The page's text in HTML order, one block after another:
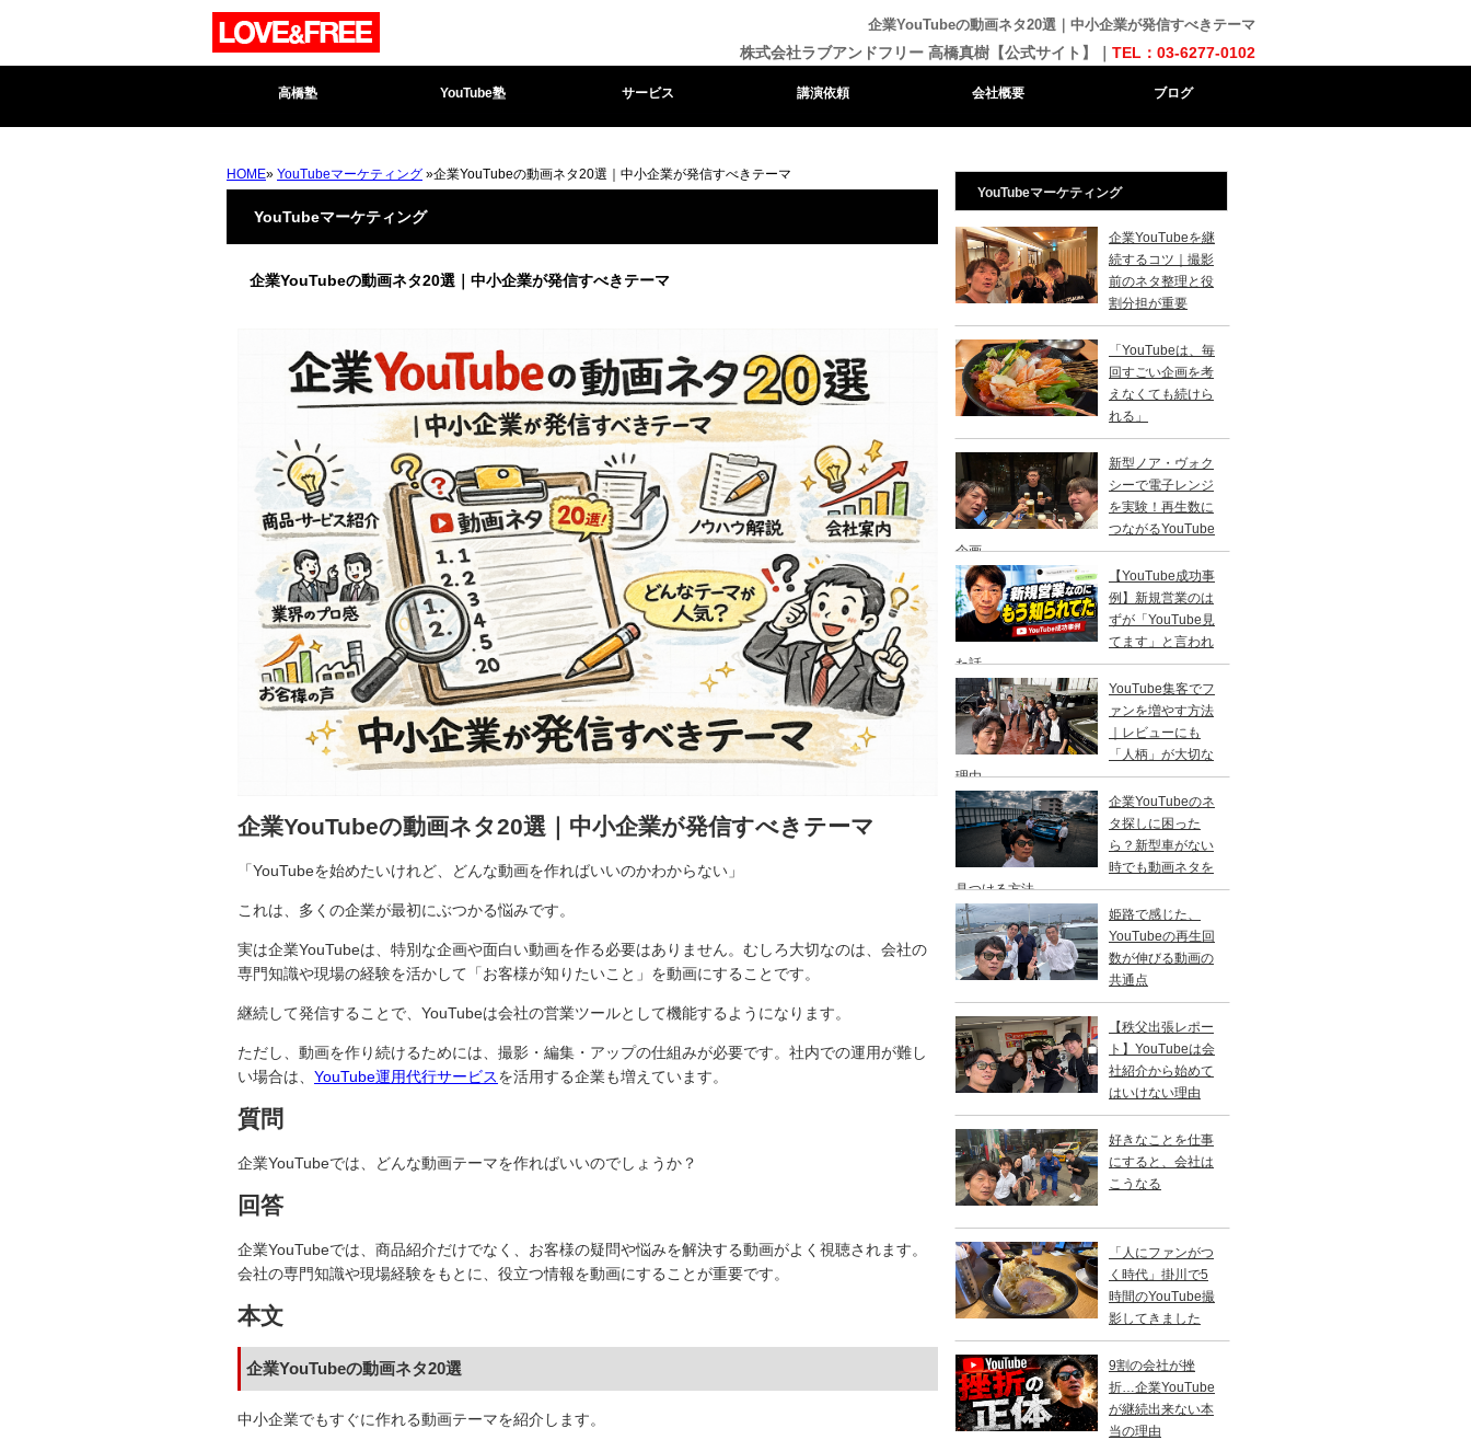
企業YouTubeの動画ネタ20選｜中小企業が発信すべきテーマ
株式会社ラブアンドフリー 高橋真樹【公式サイト】｜ TEL：03-6277-0102
高橋塾 YouTube塾 サービス 講演依頼 会社概要 ブログ
HOME» YouTubeマーケティング »企業YouTubeの動画ネタ20選｜中小企業が発信すべきテーマ
YouTubeマーケティング
企業YouTubeの動画ネタ20選｜中小企業が発信すべきテーマ
企業YouTubeの動画ネタ20選｜中小企業が発信すべきテーマ
「YouTubeを始めたいけれど、どんな動画を作ればいいのかわからない」
これは、多くの企業が最初にぶつかる悩みです。
実は企業YouTubeは、特別な企画や面白い動画を作る必要はありません。むしろ大切なのは、会社の
専門知識や現場の経験を活かして「お客様が知りたいこと」を動画にすることです。
継続して発信することで、YouTubeは会社の営業ツールとして機能するようになります。
ただし、動画を作り続けるためには、撮影・編集・アップの仕組みが必要です。社内での運用が難し
い場合は、 YouTube運用代行サービスを活用する企業も増えています。
質問
企業YouTubeでは、どんな動画テーマを作ればいいのでしょうか？
回答
企業YouTubeでは、商品紹介だけでなく、お客様の疑問や悩みを解決する動画がよく視聴されます。
会社の専門知識や現場経験をもとに、役立つ情報を動画にすることが重要です。
本文
企業YouTubeの動画ネタ20選
中小企業でもすぐに作れる動画テーマを紹介します。
YouTubeマーケティング
企業YouTubeを継
続するコツ｜撮影
前のネタ整理と役
割分担が重要
「YouTubeは、毎
回すごい企画を考
えなくても続けら
れる」
新型ノア・ヴォク
シーで電子レンジ
を実験！再生数に
つながるYouTube
企画
【YouTube成功事
例】新規営業のは
ずが「YouTube見
てます」と言われ
た話
YouTube集客でフ
ァンを増やす方法
｜レビューにも
「人柄」が大切な
理由
企業YouTubeのネ
タ探しに困った
ら？新型車がない
時でも動画ネタを
見つける方法
姫路で感じた、
YouTubeの再生回
数が伸びる動画の
共通点
【秩父出張レポー
ト】YouTubeは会
社紹介から始めて
はいけない理由
好きなことを仕事
にすると、会社は
こうなる
「人にファンがつ
く時代」掛川で5
時間のYouTube撮
影してきました
9割の会社が挫
折…企業YouTube
が継続出来ない本
当の理由